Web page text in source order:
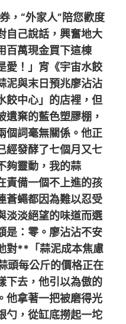
，“外家人”陪您歡度
自己說話，興奮地大
百萬現金買下這棟
愛！」宵《宇宙水餃
泥與末日預兆廖沾沾
餃中心」的店裡，但
遺棄的藍色塑膠棚，
個詞毫無關係。他正
經發酵了七個月又七
夠靈動，我的蒜
責備一個不上進的孩
蒼蠅都因為難以忍受
淡淡絕望的味道而選
是：零。廖沾沾不安
對**「蒜泥成本焦慮
頭每公斤的價格正在
下去，他引以為傲的
他拿著一把被磨得光
勺，從缸底撈起一坨